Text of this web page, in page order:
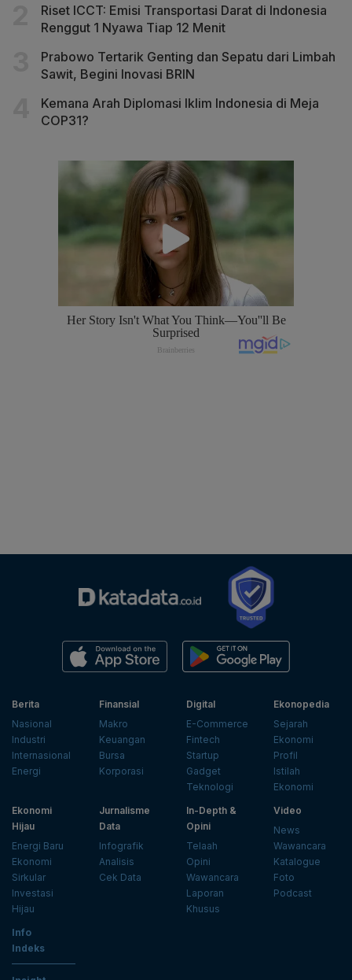
Riset ICCT: Emisi Transportasi Darat di Indonesia
Renggut 1 Nyawa Tiap 12 Menit
Prabowo Tertarik Genting dan Sepatu dari Limbah
Sawit, Begini Inovasi BRIN
Kemana Arah Diplomasi Iklim Indonesia di Meja
COP31?
Berita
Nasional
Industri
Internasional
Energi
Finansial
Makro
Keuangan
Bursa
Korporasi
Digital
E-Commerce
Fintech
Startup
Gadget
Teknologi
Ekonopedia
Sejarah
Ekonomi
Profil
Istilah
Ekonomi
Ekonomi
Hijau
Energi Baru
Ekonomi
Sirkular
Investasi
Hijau
Jurnalisme
Data
Infografik
Analisis
Cek Data
In-Depth &
Opini
Telaah
Opini
Wawancara
Laporan
Khusus
Video
News
Wawancara
Katalogue
Foto
Podcast
Info
Indeks